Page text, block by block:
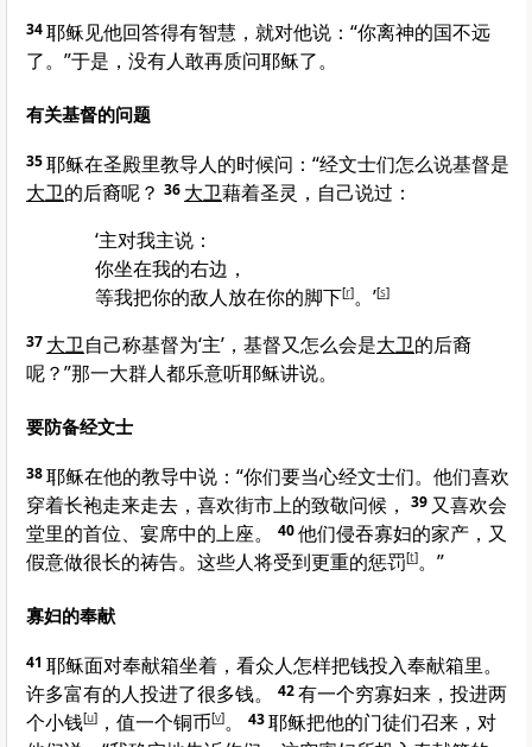
34耶稣见他回答得有智慧，就对他说： “你离神的国不远
了。”于是，没有人敢再质问耶稣了。
有关基督的问题
35耶稣在圣殿里教导人的时候问： “经文士们怎么说基督是
大卫的后裔呢？ 36 大卫藉着圣灵，自己说过：
‘主对我主说：
你坐在我的右边，
等我把你的敌人放在你的脚下[r]。’[s]
37 大卫自己称基督为‘主’，基督又怎么会是大卫的后裔
呢？”那一大群人都乐意听耶稣讲说。
要防备经文士
38耶稣在他的教导中说： “你们要当心经文士们。他们喜欢
穿着长袍走来走去，喜欢街市上的致敬问候，
39 又喜欢会
堂里的首位、宴席中的上座。
40他们侵吞寡妇的家产，又
假意做很长的祷告。这些人将受到更重的惩罚[t]。”
寡妇的奉献
41 耶稣面对奉献箱坐着，看众人怎样把钱投入奉献箱里。
许多富有的人投进了很多钱。
42有一个穷寡妇来，投进两
个小钱[u] ，值一个铜币[v]。 43耶稣把他的门徒们召来，对